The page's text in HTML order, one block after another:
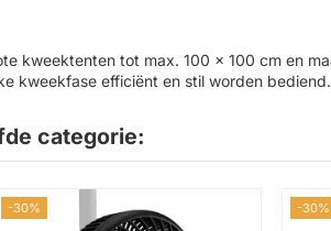
kweektenten tot max. 100 × 100 cm en
kweekfase efficiënt en stil worden bediend.
categorie:
-30% -30%